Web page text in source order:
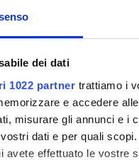
dei dati
1022 partner trattiamo i
e accedere
misurare gli annunci e i
dati e per quali
avete effettuato le vostre
Proteomica
Biochimica e
Proteomica
Biochemistry &
Biochimica e